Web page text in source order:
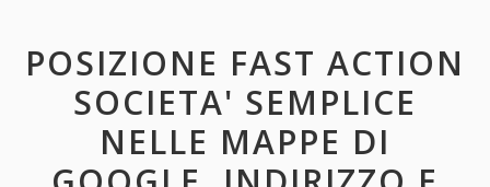
POSIZIONE FAST ACTION
SOCIETA' SEMPLICE
NELLE MAPPE DI